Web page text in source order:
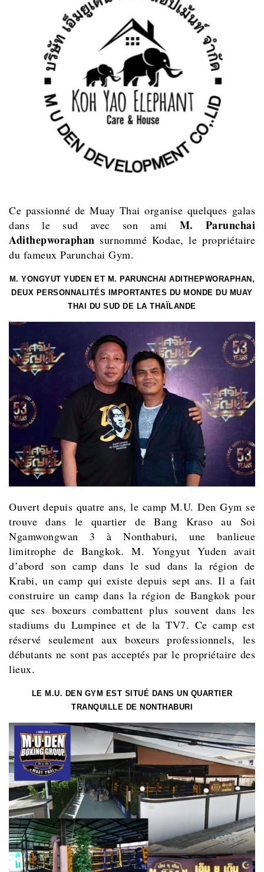
Ce passionné de Muay Thai organise quelques galas
dans le sud avec son ami M. Parunchai
Adithepworaphan surnommé Kodae, le propriétaire
du fameux Parunchai Gym.
M. YONGYUT YUDEN ET M. PARUNCHAI ADITHEPWORAPHAN,
DEUX PERSONNALITÉS IMPORTANTES DU MONDE DU MUAY
THAI DU SUD DE LA THAÏLANDE
Ouvert depuis quatre ans, le camp M.U. Den Gym se
trouve dans le quartier de Bang Kraso au Soi
Ngamwongwan 3 à Nonthaburi, une banlieue
limitrophe de Bangkok.M. Yongyut Yuden avait
d’abord son camp dans le sud dans la région de
Krabi, un camp qui existe depuis sept ans. Il a fait
construire un camp dans la région de Bangkok pour
que ses boxeurs combattent plus souvent dans les
stadiums du Lumpinee et de la TV7. Ce camp est
réservé seulement aux boxeurs professionnels, les
débutants ne sont pas acceptés par le propriétaire des
lieux.
LE M.U. DEN GYM EST SITUÉ DANS UN QUARTIER
TRANQUILLE DE NONTHABURI